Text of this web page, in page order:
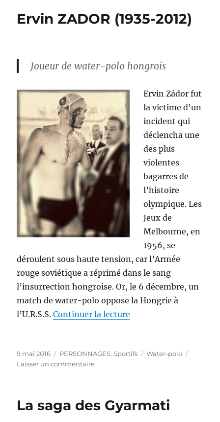
Ervin ZADOR (1935-2012)
Joueur de water-polo hongrois
Ervin Zádor fut
la victime d’un
incident qui
déclencha une
des plus
violentes
bagarres de
l’histoire
olympique. Les
Jeux de
Melbourne, en
1956, se
déroulent sous haute tension, car l’Armée
rouge soviétique a réprimé dans le sang
l’insurrection hongroise. Or, le 6 décembre, un
match de water-polo oppose la Hongrie à
l’U.R.S.S.Continuer la lecture
Publié
le
9 mai 2016 Catégories
PERSONNAGES,Sportifs Étiquettes
Water-polo
Laisser un commentairesur
2012)
La saga des Gyarmati